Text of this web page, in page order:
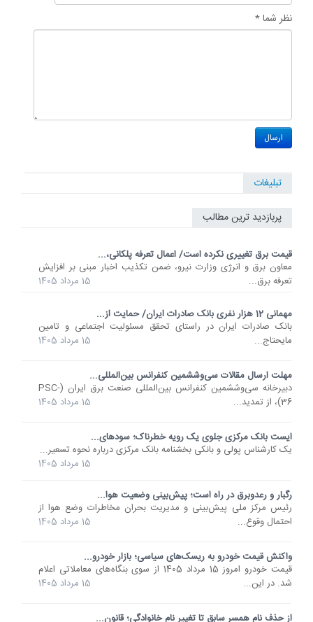
نظر شما *
تبلیغات
پربازدید ترین مطالب
قیمت برق تغییری نکرده است/ اعمال تعرفه پلکانی،...
معاون برق و انرژی وزارت نیرو، ضمن تکذیب اخبار مبنی بر افزایش
تعرفه برق...
15 مرداد 1405
مهمانی 12 هزار نفری بانک صادرات ایران/ حمایت از...
​بانک صادرات ایران در راستای تحقق مسئولیت اجتماعی و تامین
مایحتاج...
15 مرداد 1405
مهلت ارسال مقالات سی‌وششمین کنفرانس بین‌المللی...
دبیرخانه سی‌وششمین کنفرانس بین‌المللی صنعت برق ایران (PSC-
36)، از تمدید...
15 مرداد 1405
ایست بانک مرکزی جلوی یک رویه خطرناک؛ سودهای...
یک کارشناس پولی و بانکی بخشنامه بانک مرکزی درباره نحوه تسعیر...
15 مرداد 1405
رگبار و رعدوبرق در راه است؛ پیش‌بینی وضعیت هوا...
رئیس مرکز ملی پیش‌بینی و مدیریت بحران مخاطرات وضع هوا از
احتمال وقوع...
15 مرداد 1405
واکنش قیمت خودرو به ریسک‌های سیاسی؛ بازار خودرو...
قیمت خودرو امروز 15 مرداد 1405 از سوی بنگاه‌های معاملاتی اعلام
شد. در این...
15 مرداد 1405
از حذف نام همسر سابق تا تغییر نام خانوادگی؛ قانون...